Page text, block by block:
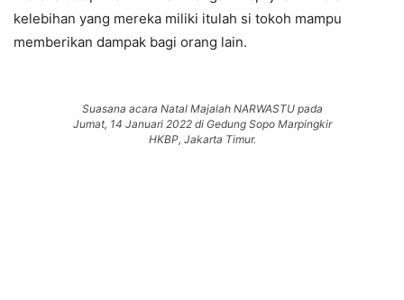
kelebihan yang mereka miliki itulah si tokoh mampu
memberikan dampak bagi orang lain.
Suasana acara Natal Majalah NARWASTU pada
Jumat, 14 Januari 2022 di Gedung Sopo Marpingkir
HKBP, Jakarta Timur.